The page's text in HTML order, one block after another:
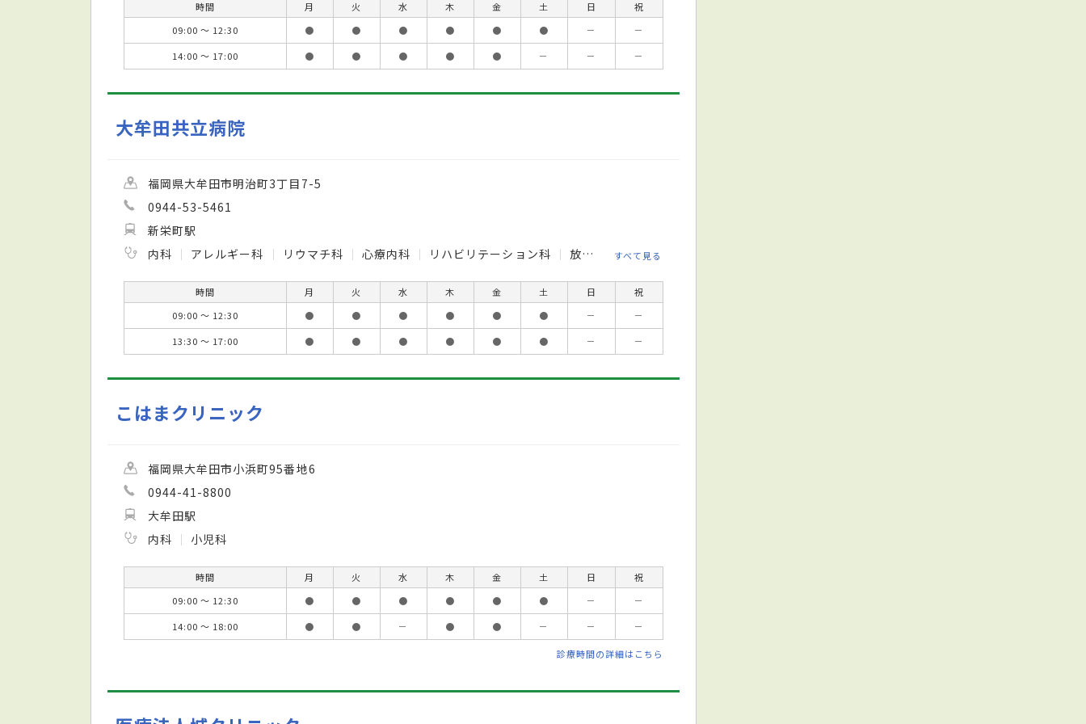
時間 月 火 水 木 金 土 日
祝
09:00 ～ 12:30
● ● ● ● ● ● －
－
14:00 ～ 17:00
● ● ● ● ● － － －
大牟田共立病院
福岡県大牟田市明治町3丁目7-5
0944-53-5461
新栄町駅
内科
アレルギー科 リウマチ科 心療内科 リハビリテーション科 放射線科 すべて見る
時間 月 火 水 木 金 土 日
祝
09:00 ～ 12:30
● ● ● ● ● ● －
－
13:30 ～ 17:00
● ● ● ● ● ● － －
こはまクリニック
福岡県大牟田市小浜町95番地6
0944-41-8800
大牟田駅
内科
小児科
時間 月 火 水 木 金 土 日
祝
09:00 ～ 12:30
● ● ● ● ● ● －
－
14:00 ～ 18:00
● ● － ● ● － － －
診療時間の詳細はこちら